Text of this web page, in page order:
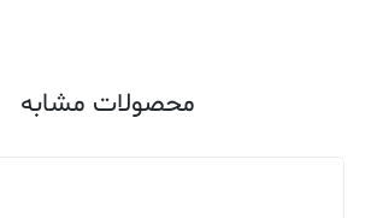
محصولات مشابه